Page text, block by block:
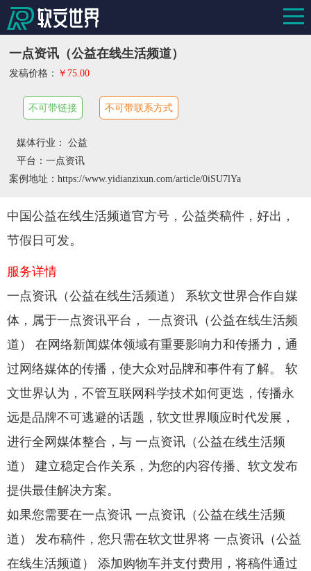
一点资讯（公益在线生活频道）
发稿价格： ￥75.00
不可带链接 不可带联系方式
媒体行业： 公益
平台：一点资讯
案例地址：https://www.yidianzixun.com/article/0iSU7lYa
中国公益在线生活频道官方号，公益类稿件，好出，
节假日可发。
服务详情
一点资讯（公益在线生活频道） 系软文世界合作自媒
体，属于一点资讯平台， 一点资讯（公益在线生活频
道） 在网络新闻媒体领域有重要影响力和传播力，通
过网络媒体的传播，使大众对品牌和事件有了解。 软
文世界认为，不管互联网科学技术如何更迭，传播永
远是品牌不可逃避的话题，软文世界顺应时代发展，
进行全网媒体整合，与 一点资讯（公益在线生活频
道） 建立稳定合作关系，为您的内容传播、软文发布
提供最佳解决方案。
如果您需要在一点资讯 一点资讯（公益在线生活频
道） 发布稿件，您只需在软文世界将 一点资讯（公益
在线生活频道） 添加购物车并支付费用，将稿件通过